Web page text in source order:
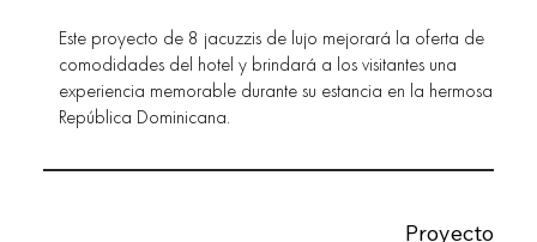
Proyecto
Este proyecto de 8 jacuzzis de lujo mejorará la oferta de
comodidades del hotel y brindará a los visitantes una
experiencia memorable durante su estancia en la hermosa
República Dominicana.